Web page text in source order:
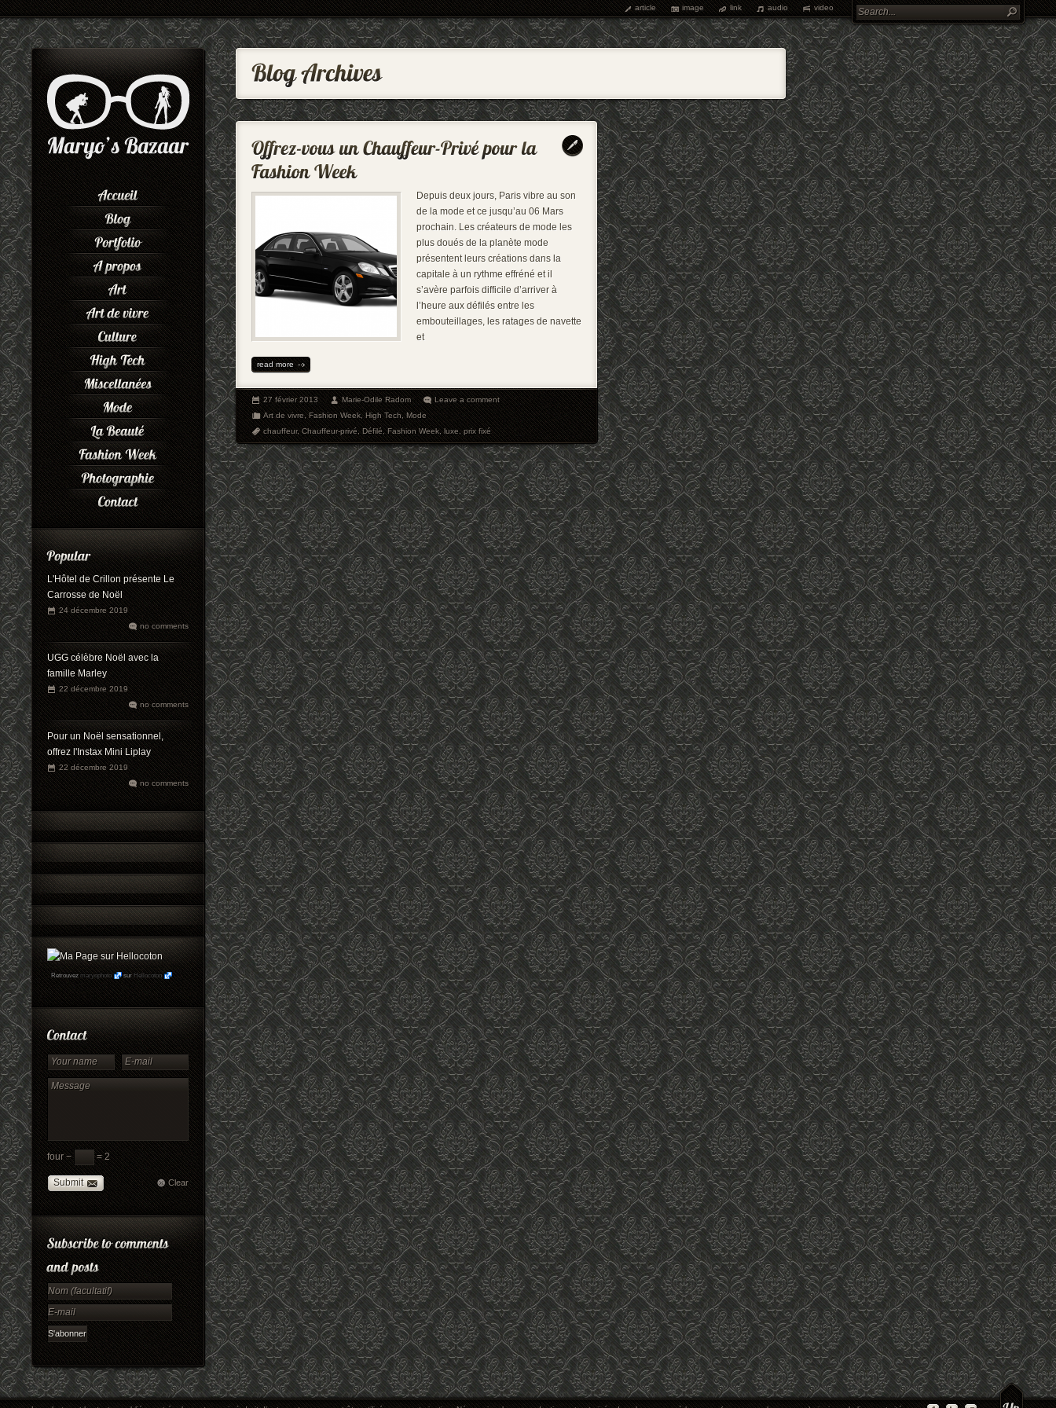
article image link audio video
L'Hôtel de Crillon présente Le
Carrosse de Noël
24 décembre 2019
no comments
UGG célèbre Noël avec la
famille Marley
22 décembre 2019
no comments
Pour un Noël sensationnel,
offrez l'Instax Mini Liplay
22 décembre 2019
no comments
Retrouvez maryophoto sur Hellocoton
four − = 2
Submit Clear
Depuis deux jours, Paris vibre au son
de la mode et ce jusqu’au 06 Mars
prochain. Les créateurs de mode les
plus doués de la planète mode
présentent leurs créations dans la
capitale à un rythme effréné et il
s’avère parfois difficile d’arriver à
l’heure aux défilés entre les
embouteillages, les ratages de navette
et
read more
27 février 2013 Marie-Odile Radom
Leave a comment
Art de vivre,Fashion Week,High Tech,Mode
chauffeur,Chauffeur-privé,Défilé,Fashion Week,luxe,prix fixé